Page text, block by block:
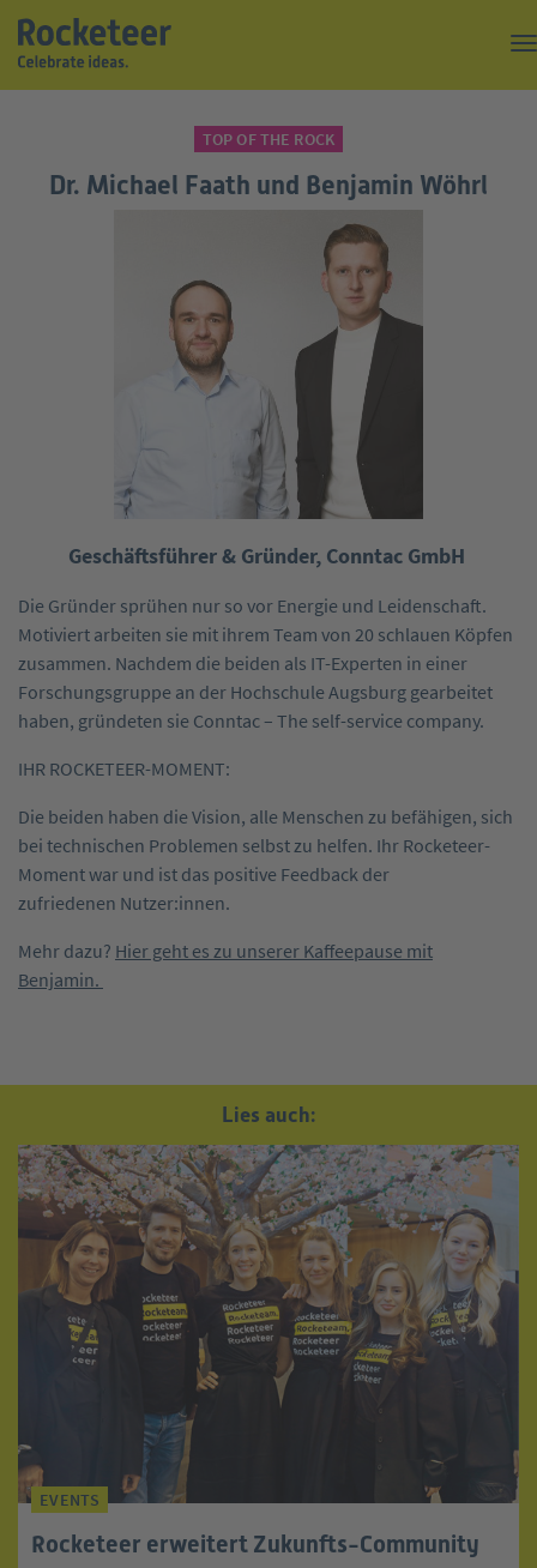
TOP OF THE ROCK
Dr. Michael Faath und Benjamin Wöhrl
Geschäftsführer & Gründer, Conntac GmbH
Die Gründer sprühen nur so vor Energie und Leidenschaft.
Motiviert arbeiten sie mit ihrem Team von 20 schlauen Köpfen
zusammen. Nachdem die beiden als IT-Experten in einer
Forschungsgruppe an der Hochschule Augsburg gearbeitet
haben, gründeten sie Conntac – The self-service company.
IHR ROCKETEER-MOMENT:
Die beiden haben die Vision, alle Menschen zu befähigen, sich
bei technischen Problemen selbst zu helfen. Ihr Rocketeer-
Moment war und ist das positive Feedback der
zufriedenen Nutzer:innen.
Mehr dazu? Hier geht es zu unserer Kaffeepause mit
Benjamin.
Lies auch:
EVENTS
Rocketeer erweitert Zukunfts-Community